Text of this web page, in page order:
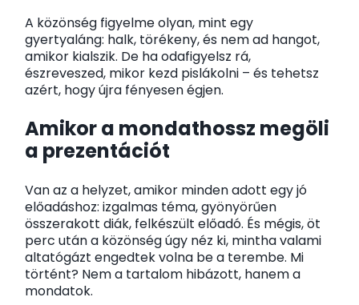
A közönség figyelme olyan, mint egy
gyertyaláng: halk, törékeny, és nem ad hangot,
amikor kialszik. De ha odafigyelsz rá,
észreveszed, mikor kezd pislákolni – és tehetsz
azért, hogy újra fényesen égjen.
Amikor a mondathossz megöli
a prezentációt
Van az a helyzet, amikor minden adott egy jó
előadáshoz: izgalmas téma, gyönyörűen
összerakott diák, felkészült előadó. És mégis, öt
perc után a közönség úgy néz ki, mintha valami
altatógázt engedtek volna be a terembe. Mi
történt? Nem a tartalom hibázott, hanem a
mondatok.